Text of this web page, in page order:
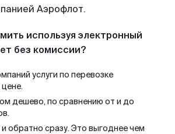
Аэрофлот.
используя электронный
без комиссии?
услуги по перевозке
дешево, по сравнению от и до
обратно сразу. Это выгоднее чем